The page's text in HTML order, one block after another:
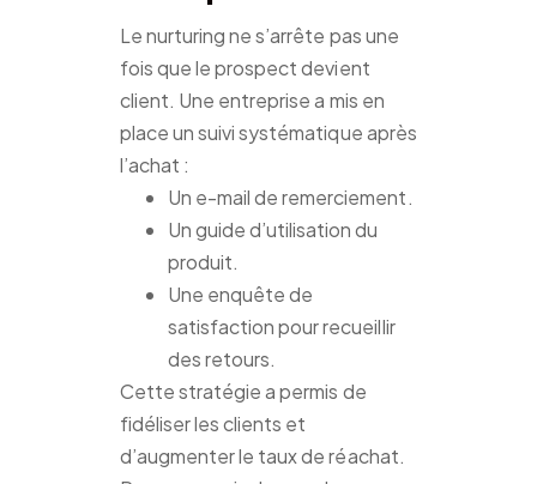
Le nurturing ne s’arrête pas une
fois que le prospect devient
client. Une entreprise a mis en
place un suivi systématique après
l’achat :
Un e-mail de remerciement.
Un guide d’utilisation du
produit.
Une enquête de
satisfaction pour recueillir
des retours.
Cette stratégie a permis de
fidéliser les clients et
d’augmenter le taux de réachat.